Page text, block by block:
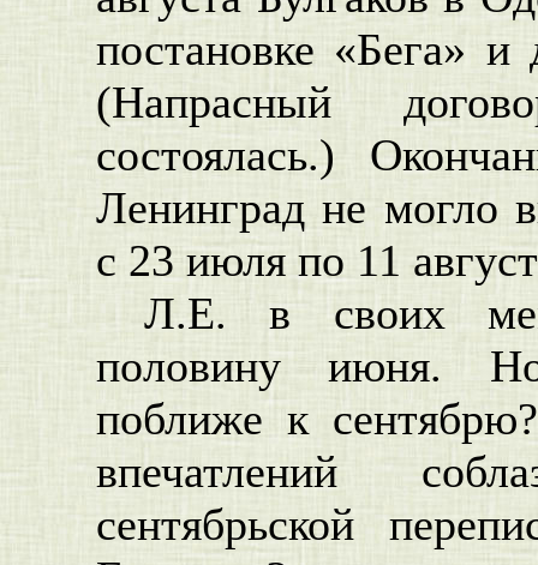
постановке «Бега» и
(Напрасный
состоялась.)
Ленинград не могло
с 23 июля по 11
Л.Е. в своих
половину июня.
поближе к
впечатлений
сентябрьской